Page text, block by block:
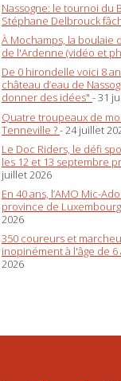
Nassogne: le tournoi du
Stéphane Delbrouck
À Mochamps, la boulaie
de l'Ardenne (vidéo et
De 0 hirondelle voici 8
château d’eau de
donner des idées" - 31
Quatre troupeaux de
Tenneville ?- 24 juillet
Le Doc Riders, le défi
les 12 et 13 septembre
juillet 2026
En 40 ans, l’AMO Mic-
province de
2026
350 coureurs et
inopinément à l'âge de
2026